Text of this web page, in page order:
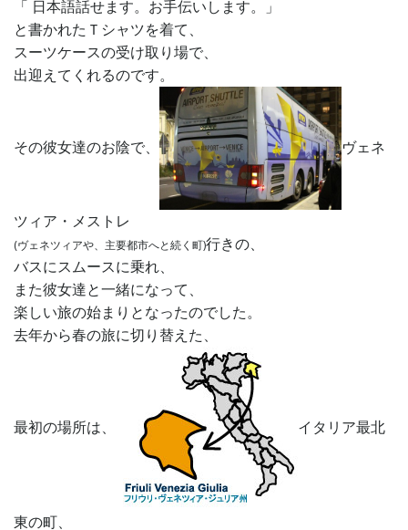
「 日本語話せます。お手伝いします。」
と書かれたＴシャツを着て、
スーツケースの受け取り場で、
出迎えてくれるのです。
その彼女達のお陰で、 ヴェネ
ツィア・メストレ
(ヴェネツィアや、主要都市へと続く町)行きの、
バスにスムースに乗れ、
また彼女達と一緒になって、
楽しい旅の始まりとなったのでした。
去年から春の旅に切り替えた、
最初の場所は、 イタリア最北
東の町、